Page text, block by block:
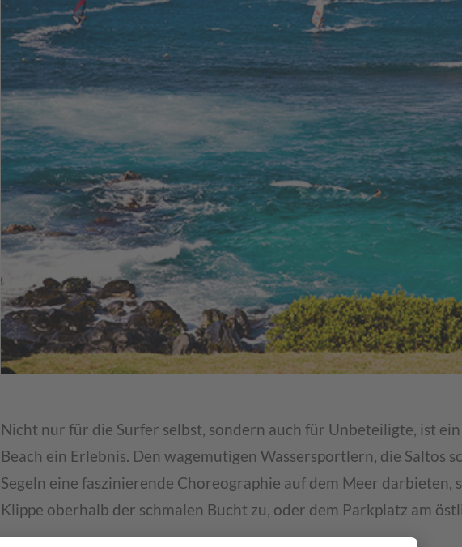
Nicht nur für die Surfer selbst, sondern auch für Unbeteiligte, ist
Beach ein Erlebnis. Den wagemutigen Wassersportlern, die Saltos
Segeln eine faszinierende Choreographie auf dem Meer darbieten,
Klippe oberhalb der schmalen Bucht zu, oder dem Parkplatz am